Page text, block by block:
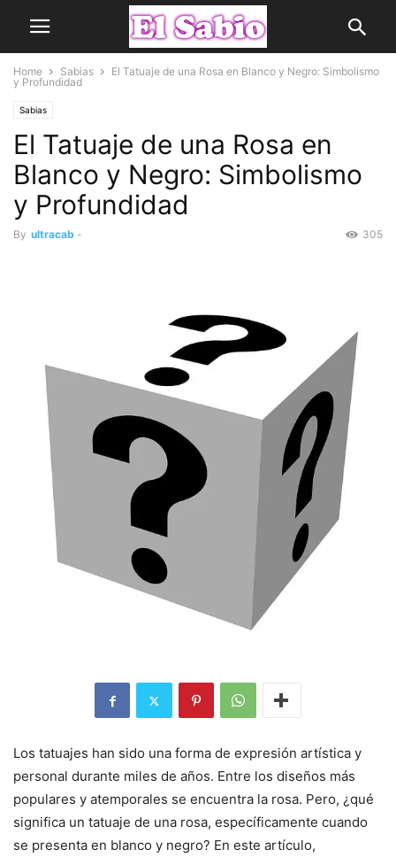
Home Sabias
El Tatuaje de una Rosa en Blanco y Negro: Simbolismo
y Profundidad
Sabias
El Tatuaje de una Rosa en
Blanco y Negro: Simbolismo
y Profundidad
By ultracab - 305
Los tatuajes han sido una forma de expresión artística y
personal durante miles de años. Entre los diseños más
populares y atemporales se encuentra la rosa. Pero, ¿qué
significa un tatuaje de una rosa, específicamente cuando
se presenta en blanco y negro? En este artículo,